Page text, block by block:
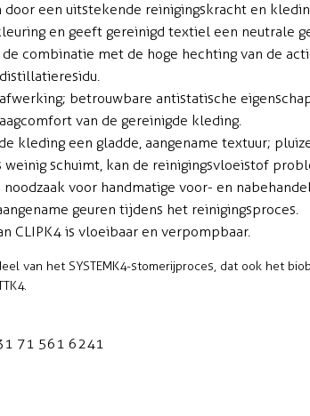
door een uitstekende reinigingskracht en
en geeft gereinigd textiel een neutrale
de combinatie met de hoge hechting van de
betrouwbare antistatische
van de gereinigde kleding.
kleding een gladde, aangename textuur;
weinig schuimt, kan de reinigingsvloeistof
voor handmatige voor- en
geuren tijdens het reinigingsproces.
CLIPK4 is vloeibaar en verpompbaar.
van het SYSTEMK4-stomerijproces, dat ook het
71 561 6241